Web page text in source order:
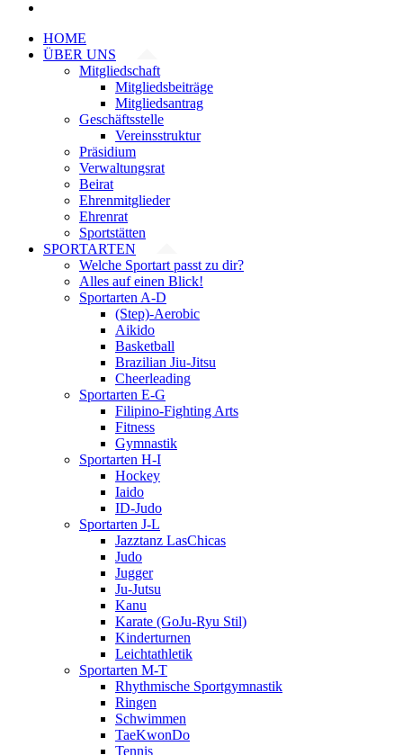
HOME
ÜBER UNS
Mitgliedschaft
Mitgliedsbeiträge
Mitgliedsantrag
Geschäftsstelle
Vereinsstruktur
Präsidium
Verwaltungsrat
Beirat
Ehrenmitglieder
Ehrenrat
Sportstätten
SPORTARTEN
Welche Sportart passt zu dir?
Alles auf einen Blick!
Sportarten A-D
(Step)-Aerobic
Aikido
Basketball
Brazilian Jiu-Jitsu
Cheerleading
Sportarten E-G
Filipino-Fighting Arts
Fitness
Gymnastik
Sportarten H-I
Hockey
Iaido
ID-Judo
Sportarten J-L
Jazztanz LasChicas
Judo
Jugger
Ju-Jutsu
Kanu
Karate (GoJu-Ryu Stil)
Kinderturnen
Leichtathletik
Sportarten M-T
Rhythmische Sportgymnastik
Ringen
Schwimmen
TaeKwonDo
Tennis